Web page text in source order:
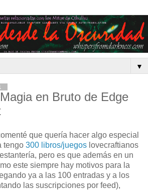
▼
en Bruto de Edge
que quería hacer algo especial
tengo 300 libros/juegos lovecraftianos
pero es que además en un
este siempre hay motivos para la
ya a las 100 entradas y a los
las suscripciones por feed),